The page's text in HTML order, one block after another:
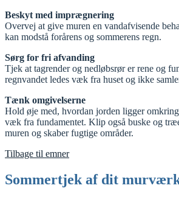
Beskyt med imprægnering
Overvej at give muren en vandafvisende
kan modstå forårens og sommerens regn.
Sørg for fri afvanding
Tjek at tagrender og nedløbsrør er rene og
regnvandet ledes væk fra huset og ikke
Tænk omgivelserne
Hold øje med, hvordan jorden ligger
væk fra fundamentet. Klip også buske og
muren og skaber fugtige områder.
Tilbage til emner
Sommertjek af dit